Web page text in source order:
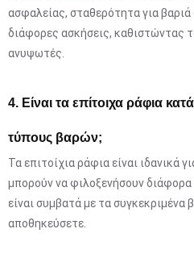
ασφαλείας, σταθερότητα για βαριά
διάφορες ασκήσεις, καθιστώντας
ανυψωτές.
4. Είναι τα επίτοιχα ράφια
τύπους βαρών;
Τα επιτοίχια ράφια είναι ιδανικά
μπορούν να φιλοξενήσουν διάφορα
είναι συμβατά με τα συγκεκριμένα
αποθηκεύσετε.